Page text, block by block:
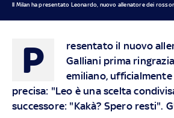
Il Milan ha presentato Leonardo, nuovo allenatore dei
P
resentato il nuovo
Galliani prima
emiliano, ufficialmente
precisa: "Leo è una scelta
successore: "Kakà? Spero resti".